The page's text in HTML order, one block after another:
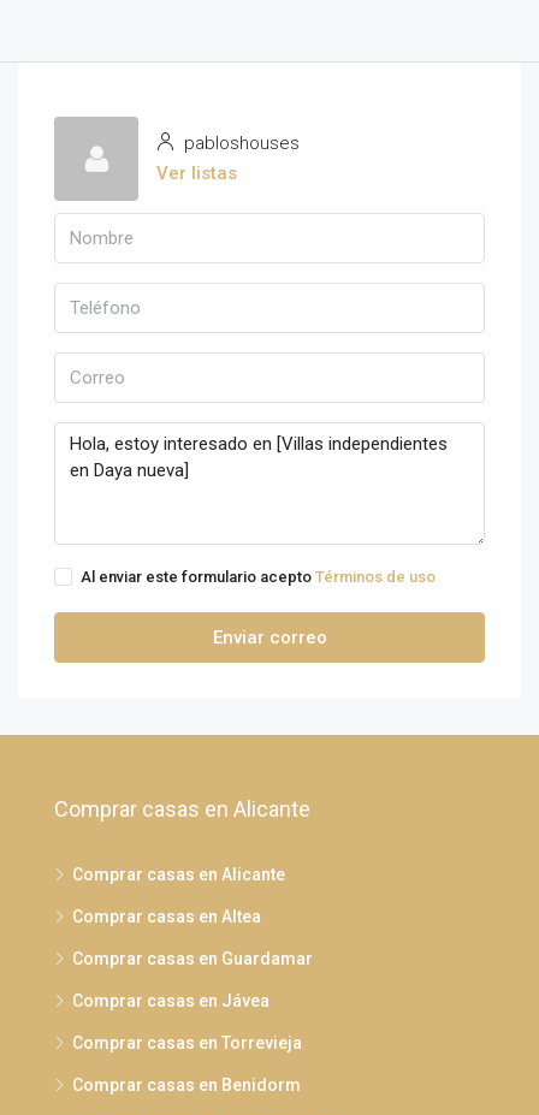
pabloshouses
Ver listas
Al enviar este formulario acepto Términos de uso
Enviar correo
Comprar casas en Alicante
Comprar casas en Alicante
Comprar casas en Altea
Comprar casas en Guardamar
Comprar casas en Jávea
Comprar casas en Torrevieja
Comprar casas en Benidorm